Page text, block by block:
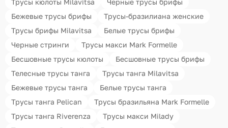
Трусы кюлоты Milavitsa
Черные трусы брифы
Бежевые трусы брифы
Трусы-бразилиана женские
Трусы брифы Milavitsa
Белые трусы брифы
Черные стринги
Трусы макси Mark Formelle
Бесшовные трусы кюлоты
Бесшовные трусы брифы
Телесные трусы танга
Трусы танга Milavitsa
Бежевые трусы танга
Белые трусы танга
Трусы танга Pelican
Трусы бразильяна Mark Formelle
Трусы танга Riverenza
Трусы макси Milady